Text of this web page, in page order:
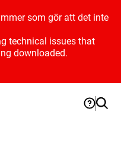
som gör att det inte
technical issues that
downloaded.